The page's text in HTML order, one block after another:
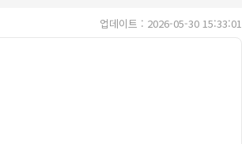
업데이트 : 2026-05-30 15:33:01